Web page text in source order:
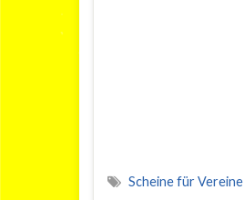
Scheine für Vereine